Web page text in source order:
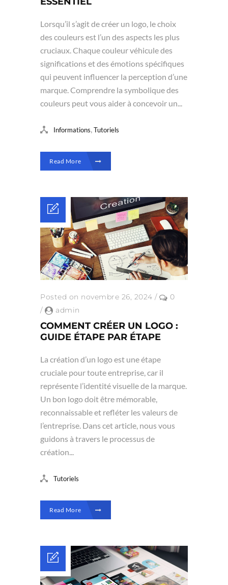
Lorsqu’il s’agit de créer un logo, le choix
des couleurs est l’un des aspects les plus
cruciaux. Chaque couleur véhicule des
significations et des émotions spécifiques
qui peuvent influencer la perception d’une
marque. Comprendre la symbolique des
couleurs peut vous aider à concevoir un...
Informations,Tutoriels
Read More
Posted on novembre 26, 2024 /
0
/
admin
COMMENT CRÉER UN LOGO :
GUIDE ÉTAPE PAR ÉTAPE
La création d’un logo est une étape
cruciale pour toute entreprise, car il
représente l’identité visuelle de la marque.
Un bon logo doit être mémorable,
reconnaissable et refléter les valeurs de
l’entreprise. Dans cet article, nous vous
guidons à travers le processus de
création...
Tutoriels
Read More